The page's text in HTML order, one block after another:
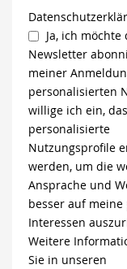
Ja, ich möchte
Newsletter
meiner
personalisierten
willige ich ein,
personalisierte
Nutzungsprofile
werden, um die
Ansprache und
besser auf
Interessen
Weitere
Sie in unseren